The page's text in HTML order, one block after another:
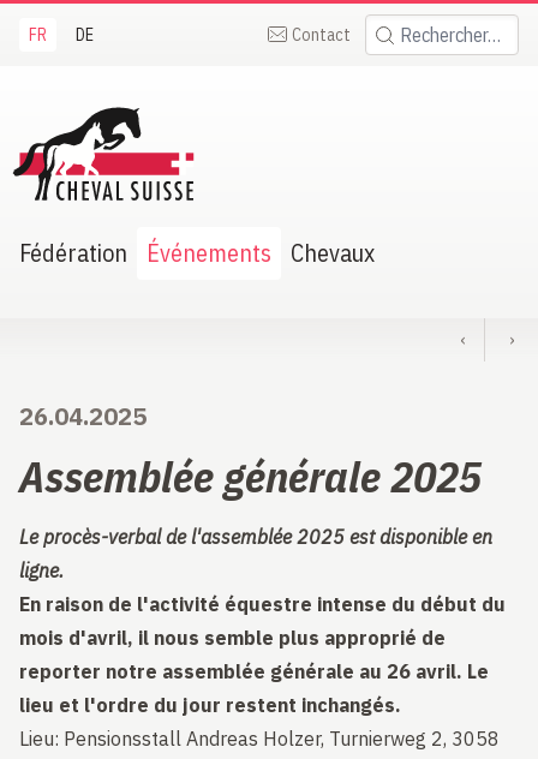
FR DE Contact Rechercher:
Suisse
Fédération Événements Chevaux
‹ ›
26.04.2025
Assemblée générale 2025
Le procès-verbal de l'assemblée 2025 est disponible en
ligne.
En raison de l'activité équestre intense du début du
mois d'avril, il nous semble plus approprié de
reporter notre assemblée générale au 26 avril. Le
lieu et l'ordre du jour restent inchangés.
Lieu: Pensionsstall Andreas Holzer, Turnierweg 2, 3058